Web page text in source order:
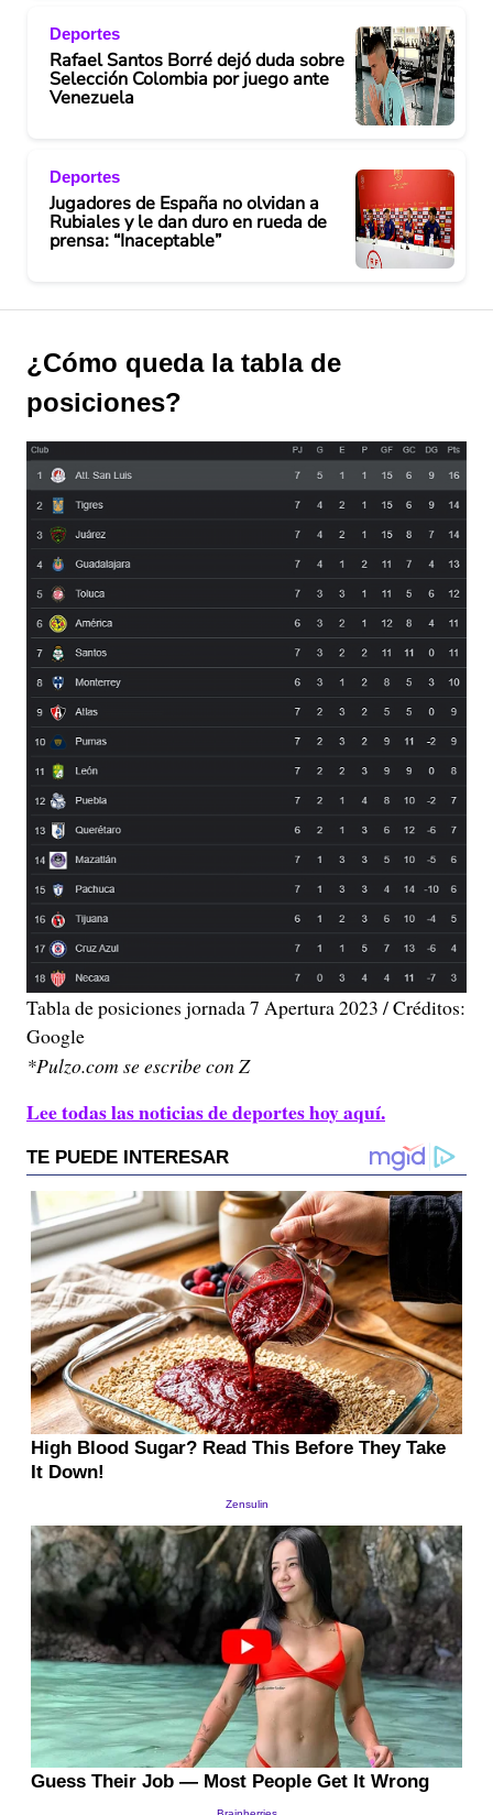
Deportes
Rafael Santos Borré dejó duda sobre
Selección Colombia por juego ante
Venezuela
Deportes
Jugadores de España no olvidan a
Rubiales y le dan duro en rueda de
prensa: “Inaceptable”
¿Cómo queda la tabla de
posiciones?
Tabla de posiciones jornada 7 Apertura 2023 / Créditos:
Google
*Pulzo.com se escribe con Z
Lee todas las noticias de deportes hoy aquí.